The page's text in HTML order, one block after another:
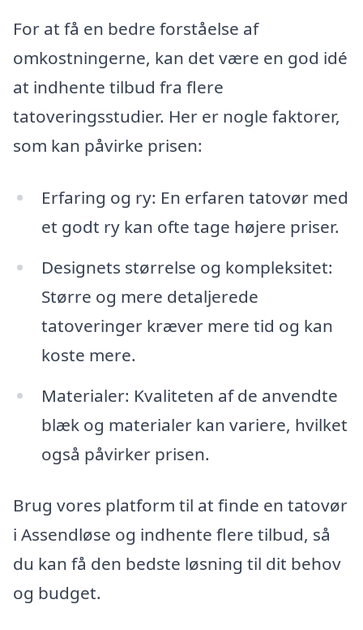
For at få en bedre forståelse af
omkostningerne, kan det være en god idé
at indhente tilbud fra flere
tatoveringsstudier. Her er nogle faktorer,
som kan påvirke prisen:
Erfaring og ry: En erfaren tatovør med
et godt ry kan ofte tage højere priser.
Designets størrelse og kompleksitet:
Større og mere detaljerede
tatoveringer kræver mere tid og kan
koste mere.
Materialer: Kvaliteten af de anvendte
blæk og materialer kan variere, hvilket
også påvirker prisen.
Brug vores platform til at finde en tatovør
i Assendløse og indhente flere tilbud, så
du kan få den bedste løsning til dit behov
og budget.